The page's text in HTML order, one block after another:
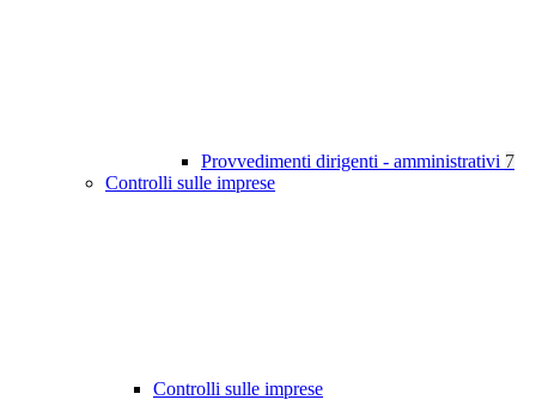
Provvedimenti dirigenti - amministrativi 7
Controlli sulle imprese
Controlli sulle imprese